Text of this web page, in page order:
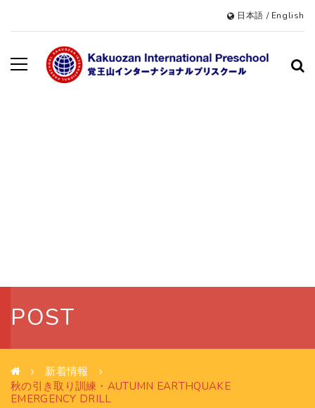
日本語 / English
POST
新着情報
秋の引き取り訓練・AUTUMN EARTHQUAKE
EMERGENCY DRILL